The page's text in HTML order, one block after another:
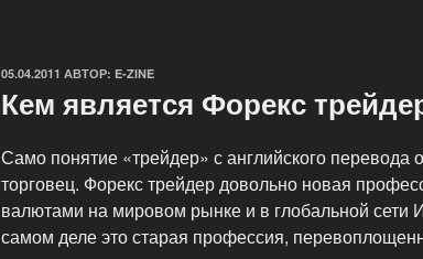
ОПУБЛИКОВАНО
05.04.2011 АВТОР: E-ZINE
Кем является Форекс
Само понятие «трейдер» с английского перевода
торговец. Форекс трейдер довольно новая
валютами на мировом рынке и в глобальной сети
самом деле это старая профессия,